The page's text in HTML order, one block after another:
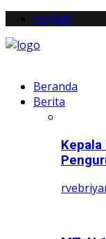
Kontak
Beranda
Berita